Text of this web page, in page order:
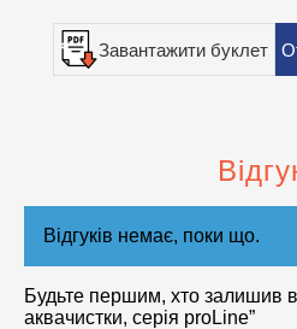
Завантажити буклет
Відгуків немає, поки що.
Будьте першим, хто залишив
аквачистки, серія proLine”